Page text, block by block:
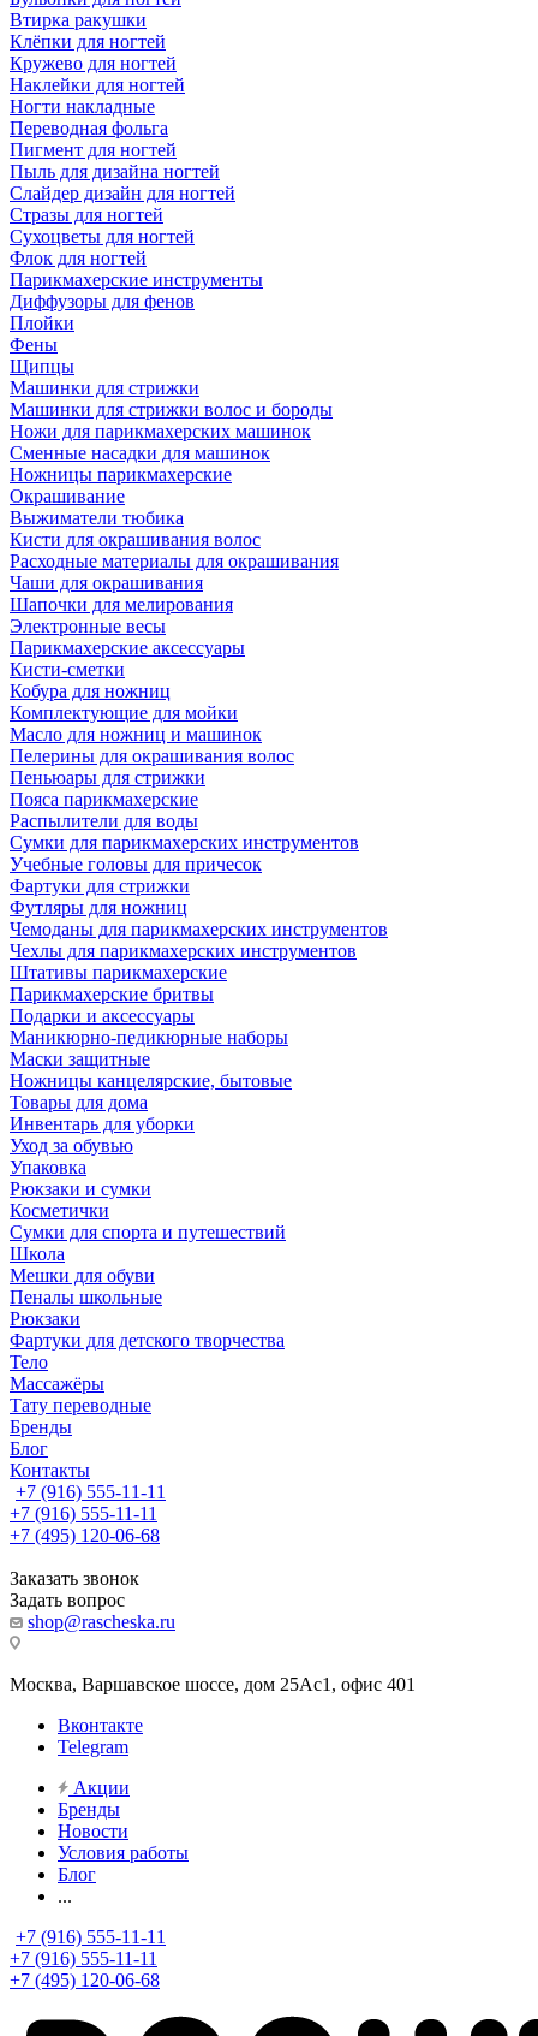
Втирка ракушки
Клёпки для ногтей
Кружево для ногтей
Наклейки для ногтей
Ногти накладные
Переводная фольга
Пигмент для ногтей
Пыль для дизайна ногтей
Слайдер дизайн для ногтей
Стразы для ногтей
Сухоцветы для ногтей
Флок для ногтей
Парикмахерские инструменты
Диффузоры для фенов
Плойки
Фены
Щипцы
Машинки для стрижки
Машинки для стрижки волос и бороды
Ножи для парикмахерских машинок
Сменные насадки для машинок
Ножницы парикмахерские
Окрашивание
Выжиматели тюбика
Кисти для окрашивания волос
Расходные материалы для окрашивания
Чаши для окрашивания
Шапочки для мелирования
Электронные весы
Парикмахерские аксессуары
Кисти-сметки
Кобура для ножниц
Комплектующие для мойки
Масло для ножниц и машинок
Пелерины для окрашивания волос
Пеньюары для стрижки
Пояса парикмахерские
Распылители для воды
Сумки для парикмахерских инструментов
Учебные головы для причесок
Фартуки для стрижки
Футляры для ножниц
Чемоданы для парикмахерских инструментов
Чехлы для парикмахерских инструментов
Штативы парикмахерские
Парикмахерские бритвы
Подарки и аксессуары
Маникюрно-педикюрные наборы
Маски защитные
Ножницы канцелярские, бытовые
Товары для дома
Инвентарь для уборки
Уход за обувью
Упаковка
Рюкзаки и сумки
Косметички
Сумки для спорта и путешествий
Школа
Мешки для обуви
Пеналы школьные
Рюкзаки
Фартуки для детского творчества
Тело
Массажёры
Тату переводные
Бренды
Блог
Контакты
+7 (916) 555-11-11
+7 (916) 555-11-11
+7 (495) 120-06-68
Заказать звонок
Задать вопрос
shop@rascheska.ru
Москва, Варшавское шоссе, дом 25Аc1, офис 401
Вконтакте
Telegram
Акции
Бренды
Новости
Условия работы
Блог
...
+7 (916) 555-11-11
+7 (916) 555-11-11
+7 (495) 120-06-68